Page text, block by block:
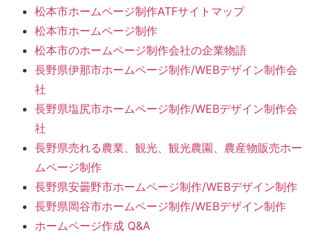
松本市ホームページ制作ATFサイトマップ
松本市ホームページ制作
松本市のホームページ制作会社の企業物語
長野県伊那市ホームページ制作/WEBデザイン制作会
社
長野県塩尻市ホームページ制作/WEBデザイン制作会
社
長野県売れる農業、観光、観光農園、農産物販売ホー
ムページ制作
長野県安曇野市ホームページ制作/WEBデザイン制作
長野県岡谷市ホームページ制作/WEBデザイン制作
ホームページ作成 Q&A